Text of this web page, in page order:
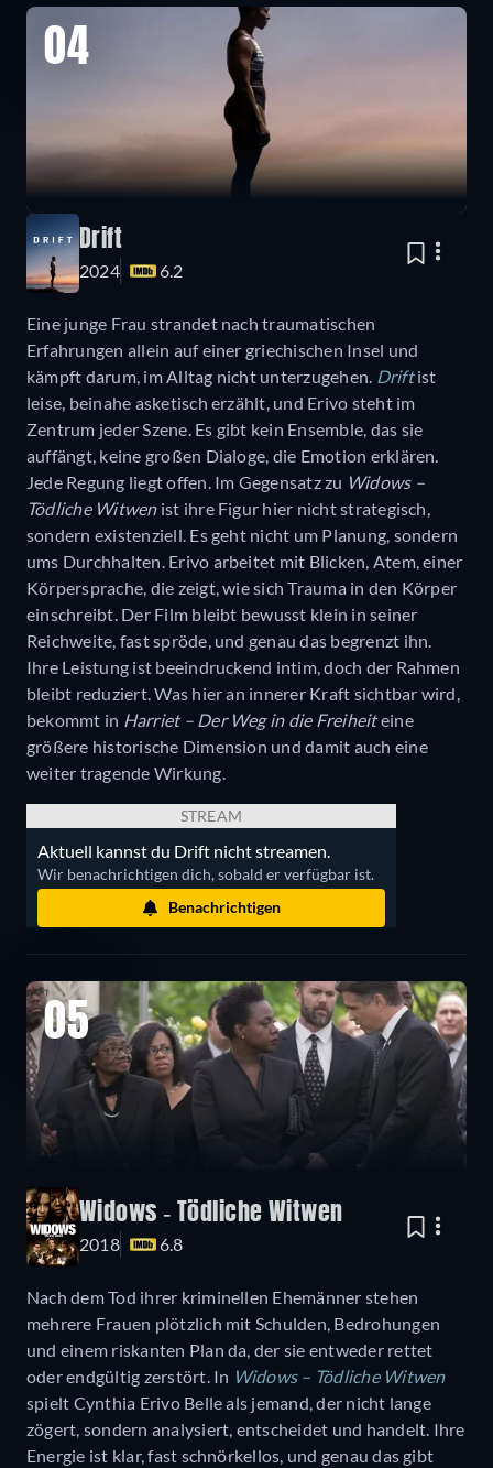
04
Drift
2024 6.2
Eine junge Frau strandet nach traumatischen
Erfahrungen allein auf einer griechischen Insel und
kämpft darum, im Alltag nicht unterzugehen. Driftist
leise, beinahe asketisch erzählt, und Erivo steht im
Zentrum jeder Szene. Es gibt kein Ensemble, das sie
auffängt, keine großen Dialoge, die Emotion erklären.
Jede Regung liegt offen. Im Gegensatz zu Widows –
Tödliche Witwenist ihre Figur hier nicht strategisch,
sondern existenziell. Es geht nicht um Planung, sondern
ums Durchhalten. Erivo arbeitet mit Blicken, Atem, einer
Körpersprache, die zeigt, wie sich Trauma in den Körper
einschreibt. Der Film bleibt bewusst klein in seiner
Reichweite, fast spröde, und genau das begrenzt ihn.
Ihre Leistung ist beeindruckend intim, doch der Rahmen
bleibt reduziert. Was hier an innerer Kraft sichtbar wird,
bekommt in Harriet – Der Weg in die Freiheiteine
größere historische Dimension und damit auch eine
weiter tragende Wirkung.
STREAM
Aktuell kannst du Drift nicht streamen.
Wir benachrichtigen dich, sobald er verfügbar ist.
Benachrichtigen
05
Widows - Tödliche Witwen
2018 6.8
Nach dem Tod ihrer kriminellen Ehemänner stehen
mehrere Frauen plötzlich mit Schulden, Bedrohungen
und einem riskanten Plan da, der sie entweder rettet
oder endgültig zerstört. In Widows – Tödliche Witwen
spielt Cynthia Erivo Belle als jemand, der nicht lange
zögert, sondern analysiert, entscheidet und handelt. Ihre
Energie ist klar, fast schnörkellos, und genau das gibt